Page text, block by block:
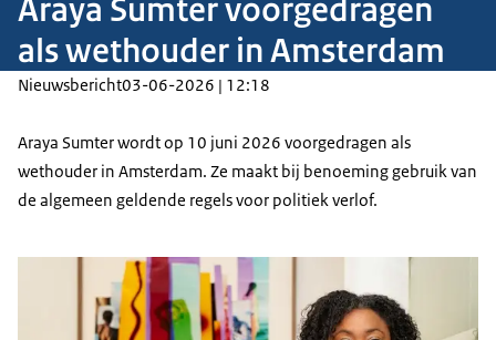
Araya Sumter voorgedragen
als wethouder in Amsterdam
Nieuwsbericht03-06-2026 | 12:18
Araya Sumter wordt op 10 juni 2026 voorgedragen als
wethouder in Amsterdam. Ze maakt bij benoeming gebruik van
de algemeen geldende regels voor politiek verlof.